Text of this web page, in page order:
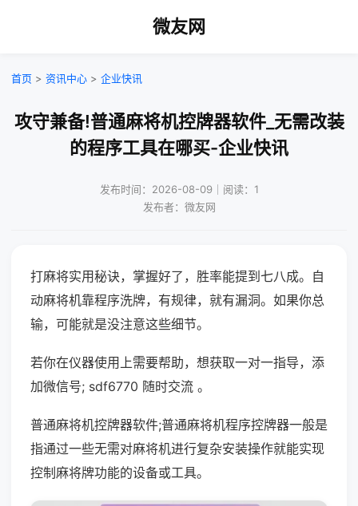
微友网
首页 > 资讯中心 > 企业快讯
攻守兼备!普通麻将机控牌器软件_无需改装
的程序工具在哪买-企业快讯
发布时间：2026-08-09｜阅读：1
发布者：微友网
打麻将实用秘诀，掌握好了，胜率能提到七八成。自
动麻将机靠程序洗牌，有规律，就有漏洞。如果你总
输，可能就是没注意这些细节。
若你在仪器使用上需要帮助，想获取一对一指导，添
加微信号; sdf6770 随时交流 。
普通麻将机控牌器软件;普通麻将机程序控牌器一般是
指通过一些无需对麻将机进行复杂安装操作就能实现
控制麻将牌功能的设备或工具。